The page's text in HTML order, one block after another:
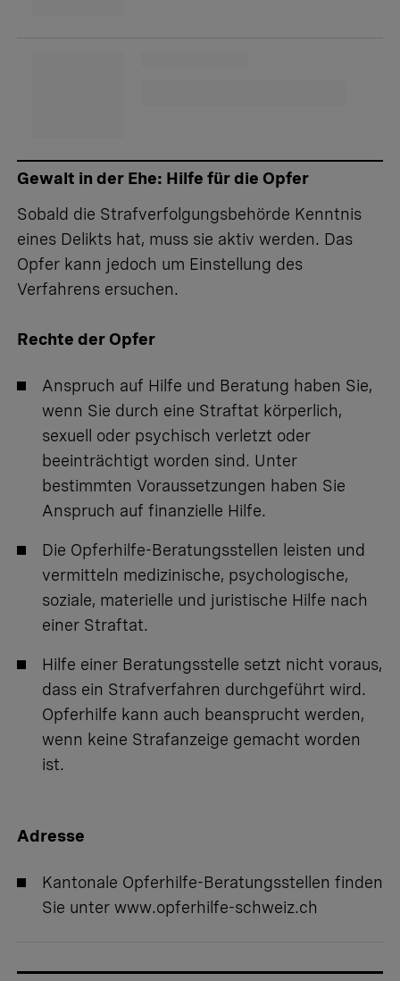
Gewalt in der Ehe: Hilfe für die Opfer
Sobald die Strafverfolgungsbehörde Kenntnis
eines Delikts hat, muss sie aktiv werden. Das
Opfer kann jedoch um Einstellung des
Verfahrens ersuchen.
Rechte der Opfer
Anspruch auf Hilfe und Beratung haben Sie,
wenn Sie durch eine Straftat körperlich,
sexuell oder psychisch verletzt oder
beeinträchtigt worden sind. Unter
bestimmten Voraussetzungen haben Sie
Anspruch auf finanzielle Hilfe.
Die Opferhilfe-Beratungsstellen leisten und
vermitteln medizinische, psychologische,
soziale, materielle und juristische Hilfe nach
einer Straftat.
Hilfe einer Beratungsstelle setzt nicht voraus,
dass ein Strafverfahren durchgeführt wird.
Opferhilfe kann auch beansprucht werden,
wenn keine Strafanzeige gemacht worden
ist.
Adresse
Kantonale Opferhilfe-Beratungsstellen finden
Sie unter www.opferhilfe-schweiz.ch